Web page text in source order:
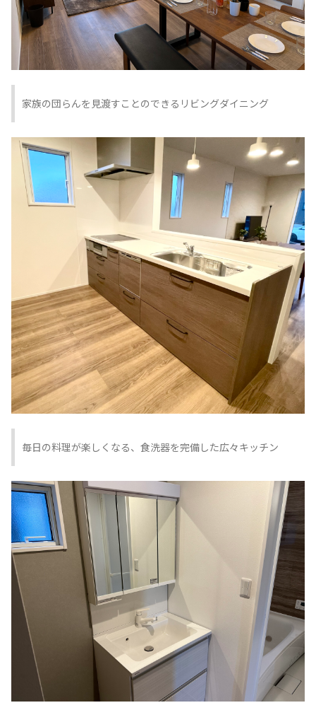
家族の団らんを見渡すことのできるリビングダイニング
毎日の料理が楽しくなる、食洗器を完備した広々キッチン